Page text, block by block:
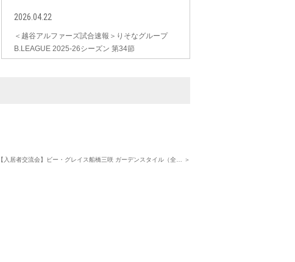
2026.04.22
＜越谷アルファーズ試合速報＞りそなグループ
B.LEAGUE 2025-26シーズン 第34節
【入居者交流会】ビー・グレイス船橋三咲 ガーデンスタイル（全… ＞